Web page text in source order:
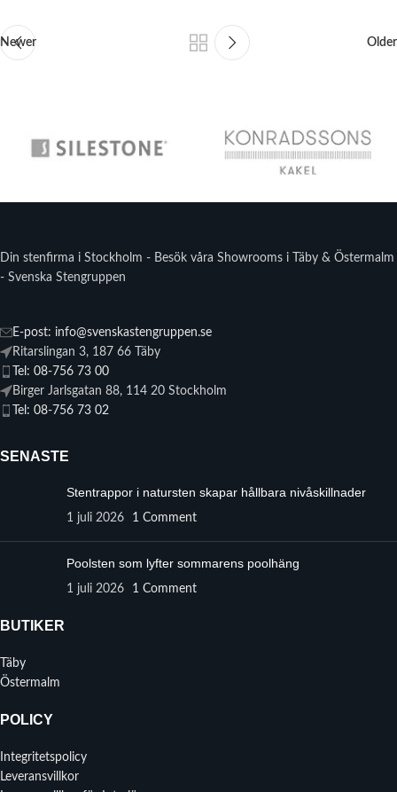
Newer Older
Din stenfirma i Stockholm - Besök våra Showrooms i Täby & Östermalm
- Svenska Stengruppen
E-post: info@svenskastengruppen.se
Ritarslingan 3, 187 66 Täby
Tel: 08-756 73 00
Birger Jarlsgatan 88, 114 20 Stockholm
Tel: 08-756 73 02
SENASTE
Stentrappor i natursten skapar hållbara nivåskillnader
1 juli 2026 1 Comment
Poolsten som lyfter sommarens poolhäng
1 juli 2026 1 Comment
BUTIKER
Täby
Östermalm
POLICY
Integritetspolicy
Leveransvillkor